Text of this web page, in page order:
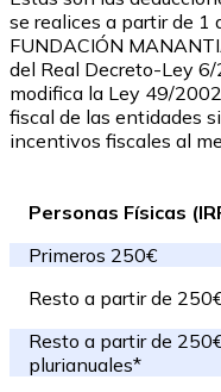
se realices a partir de 1
FUNDACIÓN
del Real Decreto-Ley
modifica la Ley 49/
fiscal de las entidades
incentivos fiscales al
Personas Físicas
Primeros 250€
Resto a partir de
Resto a partir de
plurianuales*